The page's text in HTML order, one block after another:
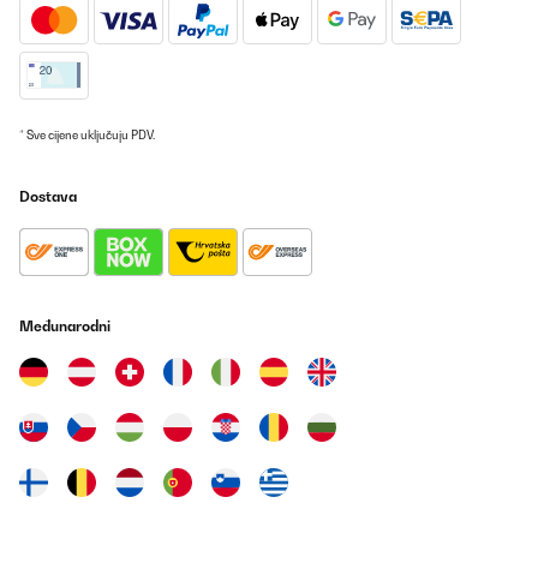
* Sve cijene uključuju PDV.
Dostava
Međunarodni